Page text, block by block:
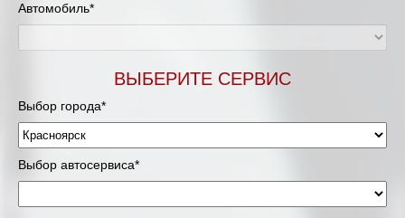
Автомобиль*
ВЫБЕРИТЕ СЕРВИС
Выбор города*
Выбор автосервиса*